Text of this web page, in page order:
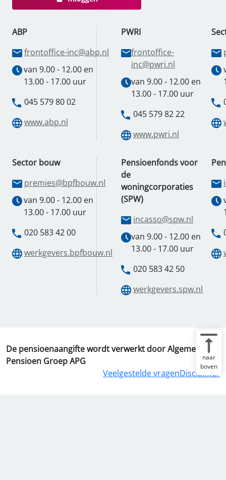
ABP
frontoffice-inc@abp.nl
van 9.00 - 12.00 en
13.00 - 17.00 uur
045 579 80 02
www.abp.nl
PWRI
frontoffice-
inc@pwri.nl
van 9.00 - 12.00 en
13.00 - 17.00 uur
045 579 82 22
www.pwri.nl
Sector bouw
premies@bpfbouw.nl
van 9.00 - 12.00 en
13.00 - 17.00 uur
020 583 42 00
werkgevers.bpfbouw.nl
Pensioenfonds voor
de
woningcorporaties
(SPW)
incasso@spw.nl
van 9.00 - 12.00 en
13.00 - 17.00 uur
020 583 42 50
werkgevers.spw.nl
De pensioenaangifte wordt verwerkt door Algemene
Pensioen Groep APG
Veelgestelde vragenDisclaimer
naar
boven